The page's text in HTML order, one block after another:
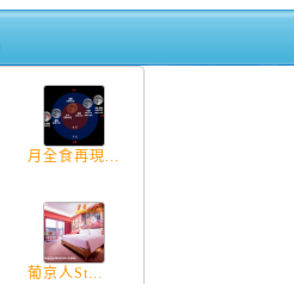
月全食再現...
葡京人St...